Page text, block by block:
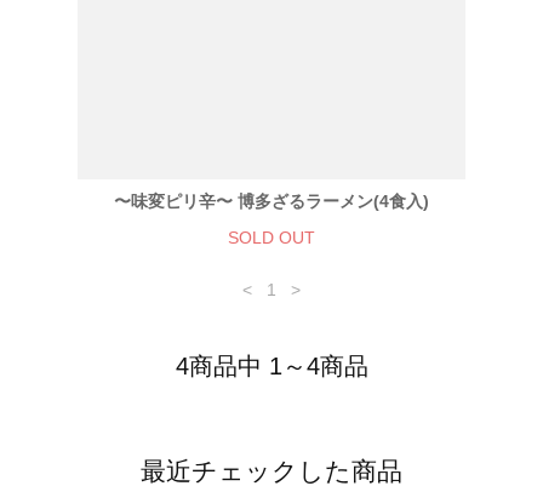
〜味変ピリ辛〜 博多ざるラーメン(4食入)
SOLD OUT
< 1 >
4商品中 1～4商品
最近チェックした商品